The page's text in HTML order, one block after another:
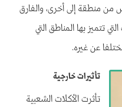
من منطقة إلى أخرى، والفارق
تتميز بها المناطق التي
عن غيره.
تأثيرات خارجية
تأثرت الأكلات الشعبية